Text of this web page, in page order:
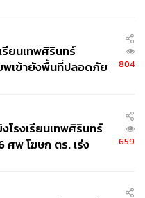
รเจาะกลุ่ม ‘ด้อมลูน่า’
พื่อถ่ายทอดเคมีที่แฟน
รียนเทพศิรินทร์
เข้ายังพื้นที่ปลอดภัย
804
โรงเรียนเทพศิรินทร์
ศพ โฆษก ตร. เร่ง
659